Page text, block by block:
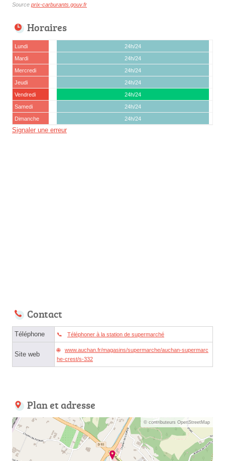
Source prix-carburants.gouv.fr
Horaires
Lundi
24h/24
Mardi
24h/24
Mercredi
24h/24
Jeudi
24h/24
Vendredi
24h/24
Samedi
24h/24
Dimanche
24h/24
Signaler une erreur
Contact
Téléphone Téléphoner à la station de supermarché
Site web
www.auchan.fr/magasins/supermarche/auchan-supermarc
he-crest/s-332
Plan et adresse
© contributeurs OpenStreetMap